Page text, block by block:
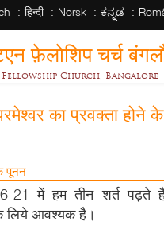
हिन्दी Norsk ಕನ್ನಡ
फ़ेलोशिप चर्च
Church, Bangalore
का प्रवक्ता होने
पूनन
21 में हम तीन शर्त पढ़ते
लिये आवश्यक है।